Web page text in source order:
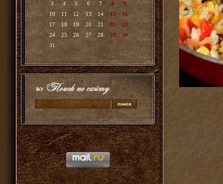
3
4 5 6 7 8
9
10
11 12 13 14 15
16
17
18 19 20 21 22
23
24
25 26 27 28 29
30
31